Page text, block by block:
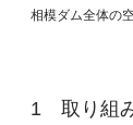
相模ダム全体の
取り組